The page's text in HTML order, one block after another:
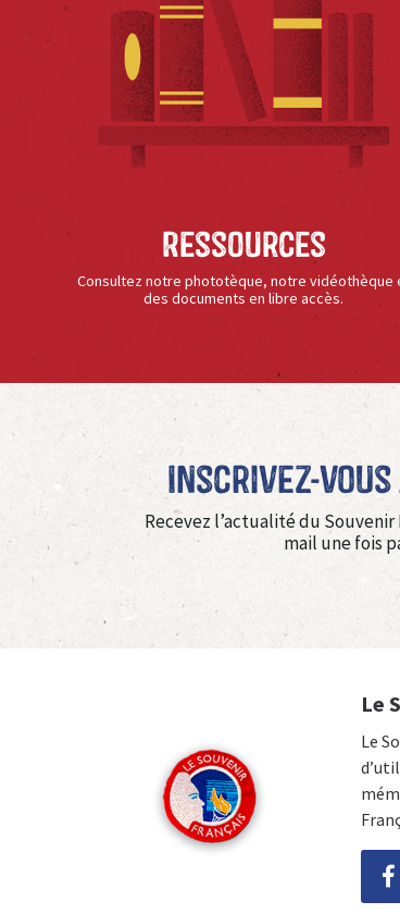
Ressources
Consultez notre phototèque, notre vidéothèque
des documents en libre accès.
Inscrivez-
Recevez l’actualité du
mail une fois
Le
Le